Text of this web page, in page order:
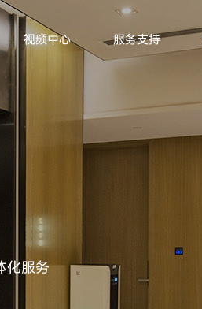
视频中心 服务支持
化服务